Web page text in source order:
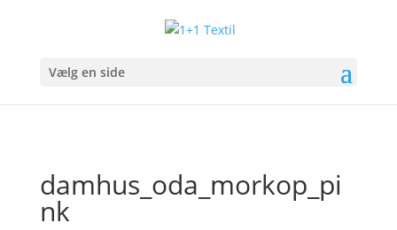
Vælg en side
damhus_oda_morkop_pi
nk